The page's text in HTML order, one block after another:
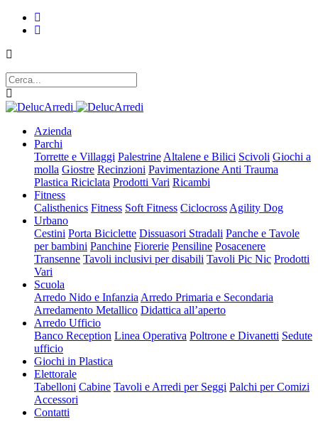
Azienda
Parchi
Torrette e Villaggi Palestrine Altalene e Bilici Scivoli Giochi a
molla Giostre Recinzioni Pavimentazione Anti Trauma
Plastica Riciclata Prodotti Vari Ricambi
Fitness
Calisthenics Fitness Soft Fitness Ciclocross Agility Dog
Urbano
Cestini Porta Biciclette Dissuasori Stradali Panche e Tavole
per bambini Panchine Fiorerie Pensiline Posacenere
Transenne Tavoli inclusivi per disabili Tavoli Pic Nic Prodotti
Vari
Scuola
Arredo Nido e Infanzia Arredo Primaria e Secondaria
Arredamento Metallico Didattica all’aperto
Arredo Ufficio
Banco Reception Linea Operativa Poltrone e Divanetti Sedute
ufficio
Giochi in Plastica
Elettorale
Tabelloni Cabine Tavoli e Arredi per Seggi Palchi per Comizi
Accessori
Contatti